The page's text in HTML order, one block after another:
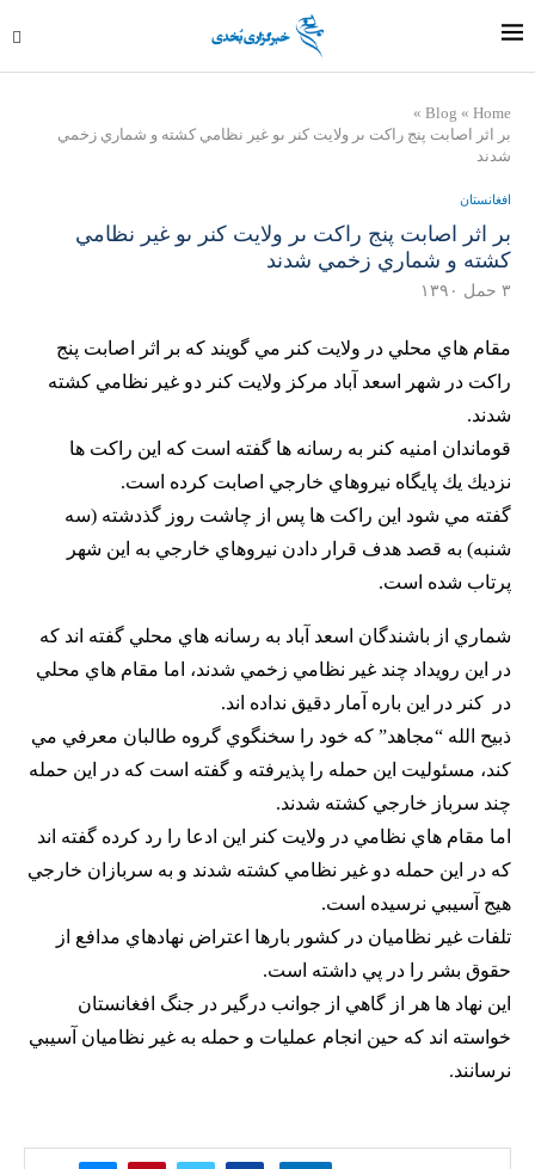
Home
»
Blog
»
بر اثر اصابت پنج راكت ىر ولايت كنر ىو غير نظامي كشته و شماري زخمي
شدند
افغانستان
بر اثر اصابت پنج راكت ىر ولايت كنر ىو غير نظامي
كشته و شماري زخمي شدند
۳ حمل ۱۳۹۰
مقام هاي محلي در ولايت كنر مي گويند كه بر اثر اصابت پنج
راكت در شهر اسعد آباد مركز ولايت كنر دو غير نظامي كشته
شدند.
قوماندان امنيه كنر به رسانه ها گفته است كه اين راكت ها
نزديك يك پايگاه نيروهاي خارجي اصابت كرده است.
گفته مي شود اين راكت ها پس از چاشت روز گذدشته (سه
شنبه) به قصد هدف قرار دادن نيروهاي خارجي به اين شهر
پرتاب شده است.
شماري از باشندگان اسعد آباد به رسانه هاي محلي گفته اند كه
در اين رويداد چند غير نظامي زخمي شدند، اما مقام هاي محلي
در كنر در اين باره آمار دقيق نداده اند.
ذبيح الله “مجاهد” كه خود را سخنگوي گروه طالبان معرفي مي
كند، مسئوليت اين حمله را پذيرفته و گفته است كه در اين حمله
چند سرباز خارجي كشته شدند.
اما مقام هاي نظامي در ولايت كنر اين ادعا را رد كرده گفته اند
كه در اين حمله دو غير نظامي كشته شدند و به سربازان خارجي
هيج آسيبي نرسيده است.
تلفات غير نظاميان در كشور بارها اعتراض نهادهاي مدافع از
حقوق بشر را در پي داشته است.
اين نهاد ها هر از گاهي از جوانب درگير در جنگ افغانستان
خواسته اند كه حين انجام عمليات و حمله به غير نظاميان آسيبي
نرسانند.